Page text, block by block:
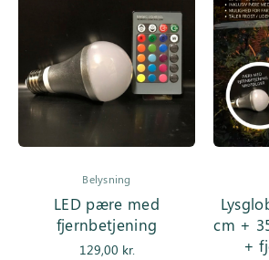
Belysning
LED pære med
fjernbetjening
129,00 kr.
cm +
+